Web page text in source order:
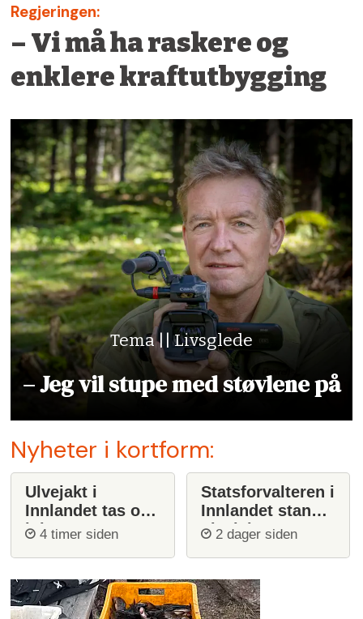
Regjeringen:
– Vi må ha raskere og
enklere kraftutbygging
Tema || Livsglede
– Jeg vil stupe med støvlene på
Nyheter i kortform:
Ulvejakt i
Innlandet tas opp
igjen
4 timer siden
Statsforvalteren i
Innlandet stanser
ulvejakt
2 dager siden